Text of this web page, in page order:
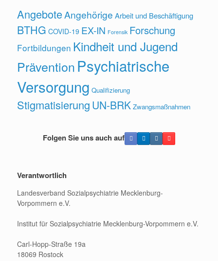
AngeboteAngehörige Arbeit und Beschäftigung
BTHG COVID-19 EX-IN Forensik Forschung
Fortbildungen Kindheit und Jugend
PräventionPsychiatrische
Versorgung Qualifizierung
Stigmatisierung UN-BRK Zwangsmaßnahmen
Folgen Sie uns auch auf
Verantwortlich
Landesverband Sozialpsychiatrie Mecklenburg-
Vorpommern e.V.
Institut für Sozialpsychiatrie Mecklenburg-Vorpommern e.V.
Carl-Hopp-Straße 19a
18069 Rostock